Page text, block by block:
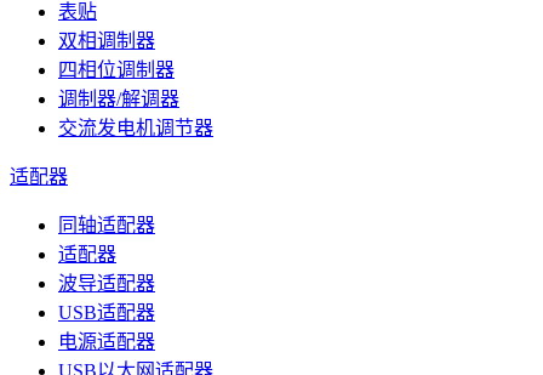
表贴
双相调制器
四相位调制器
调制器/解调器
交流发电机调节器
适配器
同轴适配器
适配器
波导适配器
USB适配器
电源适配器